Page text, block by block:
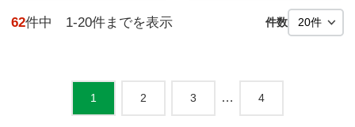
62件中 1-20件までを表示 件数
1 2 3 … 4